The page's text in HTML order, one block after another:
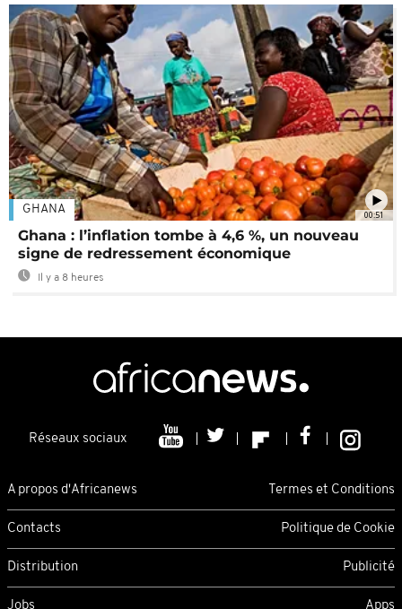
00:51
GHANA
Ghana : l’inflation tombe à 4,6 %, un nouveau
signe de redressement économique
Il y a 8 heures
Réseaux sociaux
A propos d'Africanews Termes et Conditions
Contacts Politique de Cookie
Distribution Publicité
Jobs Apps